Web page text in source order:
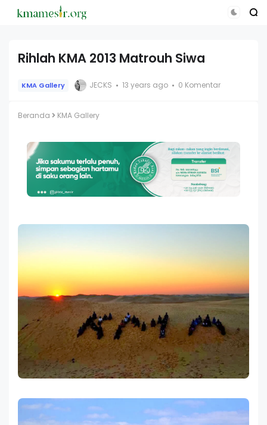
Rihlah KMA 2013 Matrouh Siwa
KMA Gallery JECKS 13 years ago 0 Komentar
Beranda KMA Gallery